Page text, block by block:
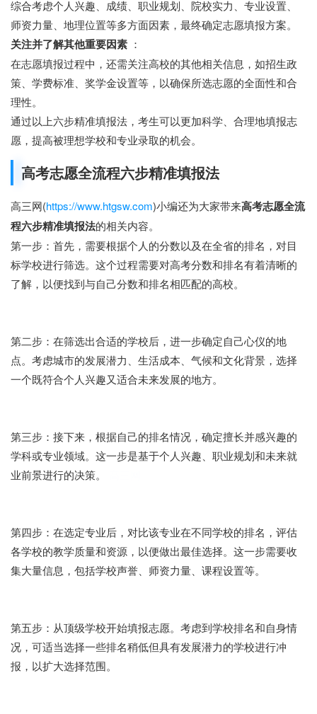
综合考虑个人兴趣、成绩、职业规划、院校实力、专业设置、
师资力量、地理位置等多方面因素，最终确定志愿填报方案。
关注并了解其他重要因素 ：
在志愿填报过程中，还需关注高校的其他相关信息，如招生政
策、学费标准、奖学金设置等，以确保所选志愿的全面性和合
理性。
通过以上六步精准填报法，考生可以更加科学、合理地填报志
愿，提高被理想学校和专业录取的机会。
高考志愿全流程六步精准填报法
高三网(https://www.htgsw.com)小编还为大家带来高考志愿全流
程六步精准填报法的相关内容。
第一步：首先，需要根据个人的分数以及在全省的排名，对目
标学校进行筛选。这个过程需要对高考分数和排名有着清晰的
了解，以便找到与自己分数和排名相匹配的高校。
第二步：在筛选出合适的学校后，进一步确定自己心仪的地
点。考虑城市的发展潜力、生活成本、气候和文化背景，选择
一个既符合个人兴趣又适合未来发展的地方。
第三步：接下来，根据自己的排名情况，确定擅长并感兴趣的
学科或专业领域。这一步是基于个人兴趣、职业规划和未来就
业前景进行的决策。
第四步：在选定专业后，对比该专业在不同学校的排名，评估
各学校的教学质量和资源，以便做出最佳选择。这一步需要收
集大量信息，包括学校声誉、师资力量、课程设置等。
第五步：从顶级学校开始填报志愿。考虑到学校排名和自身情
况，可适当选择一些排名稍低但具有发展潜力的学校进行冲
报，以扩大选择范围。